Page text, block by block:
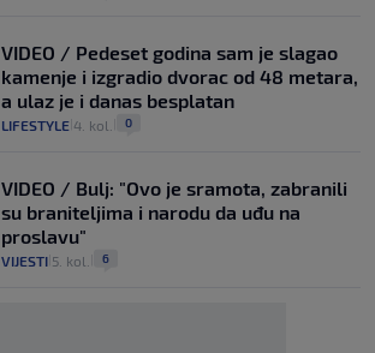
VIDEO / Pedeset godina sam je slagao
kamenje i izgradio dvorac od 48 metara,
a ulaz je i danas besplatan
LIFESTYLE 4. kol. 0
VIDEO / Bulj: "Ovo je sramota, zabranili
su braniteljima i narodu da uđu na
proslavu"
VIJESTI 5. kol. 6